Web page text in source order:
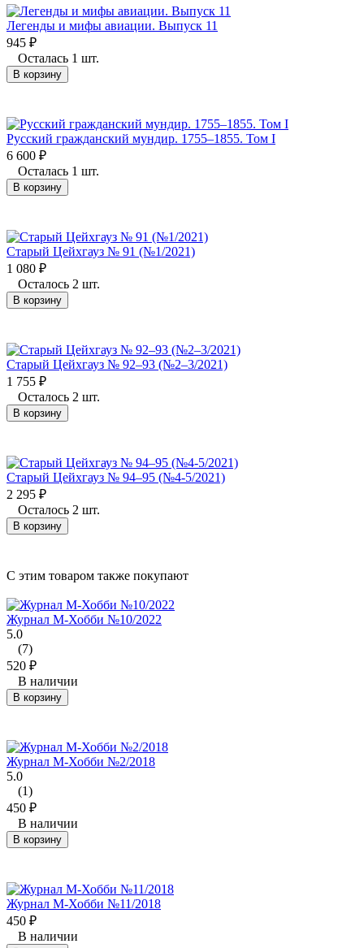
Легенды и мифы авиации. Выпуск 11
945 ₽
Осталась 1 шт.
В корзину
Русский гражданский мундир. 1755–1855. Том I
6 600 ₽
Осталась 1 шт.
В корзину
Старый Цейхгауз № 91 (№1/2021)
1 080 ₽
Осталось 2 шт.
В корзину
Старый Цейхгауз № 92–93 (№2–3/2021)
1 755 ₽
Осталось 2 шт.
В корзину
Старый Цейхгауз № 94–95 (№4-5/2021)
2 295 ₽
Осталось 2 шт.
В корзину
C этим товаром также покупают
Журнал М-Хобби №10/2022
5.0
(7)
520 ₽
В наличии
В корзину
Журнал М-Хобби №2/2018
5.0
(1)
450 ₽
В наличии
В корзину
Журнал М-Хобби №11/2018
450 ₽
В наличии